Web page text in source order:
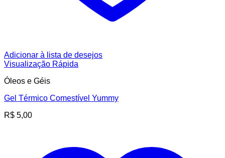
Adicionar à lista de desejos
Visualização Rápida
Óleos e Géis
Gel Térmico Comestível Yummy
R$ 5,00